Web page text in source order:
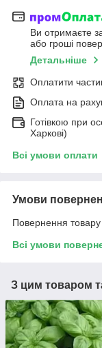
Ви отримаєте
або гроші
Детальніше
Оплатити
Оплата на
Готівкою при
Харкові)
Всі умови оплати
Умови
Повернення
Всі умови
З цим товаром